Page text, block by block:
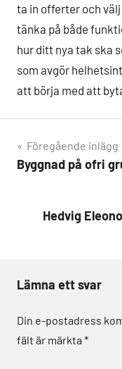
ta in offerter och
tänka på både
hur ditt nya tak ska
som avgör
att börja med att
Föregående inlägg
Byggnad på ofri
Hedvig
Lämna ett svar
Din e-postadress
fält är märkta *